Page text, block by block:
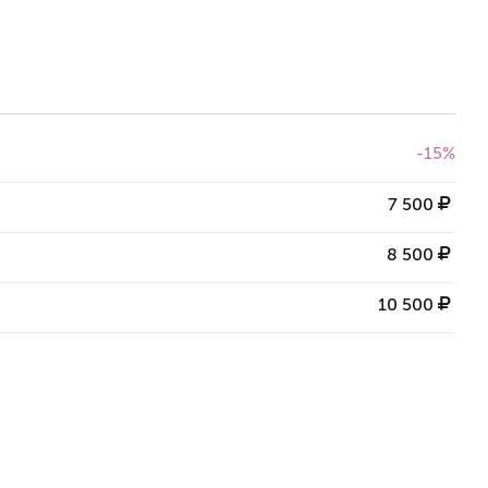
-15%
7 500
8 500
10 500